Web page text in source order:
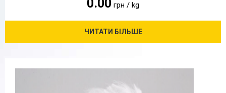
0.00 грн / kg
ЧИТАТИ БІЛЬШЕ